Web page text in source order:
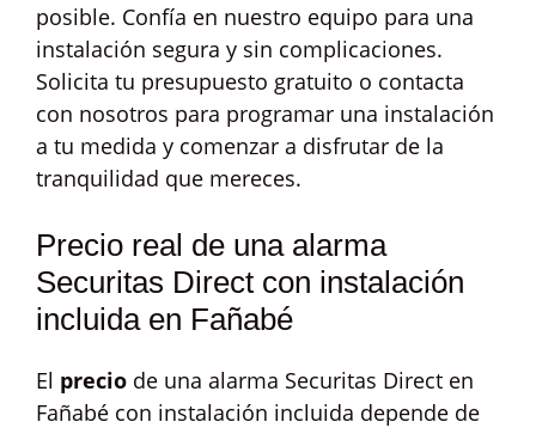
posible. Confía en nuestro equipo para una
instalación segura y sin complicaciones.
Solicita tu presupuesto gratuito o contacta
con nosotros para programar una instalación
a tu medida y comenzar a disfrutar de la
tranquilidad que mereces.
Precio real de una alarma
Securitas Direct con instalación
incluida en Fañabé
El precio de una alarma Securitas Direct en
Fañabé con instalación incluida depende de